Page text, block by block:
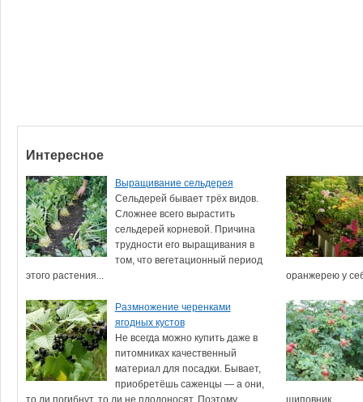
Интересное
Выращивание сельдерея
Сельдерей бывает трёх видов.
Сложнее всего вырастить
сельдерей корневой. Причина
трудности его выращивания в
том, что вегетационный период
этого растения...
оранжерею у
Размножение черенками
ягодных кустов
Не всегда можно купить даже в
питомниках качественный
материал для посадки. Бывает,
приобретёшь саженцы — а они,
то ли погибнут, то ли не плодоносят. Поэтому...
шиповник...